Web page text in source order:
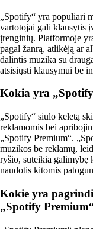
„Spotify“ yra populiari
vartotojai gali klausytis
įrenginių. Platformoje
pagal žanrą, atlikėją ar
dalintis muzika su
atsisiųsti klausymui be
Kokia yra
„Spotify“ siūlo keletą
reklamomis bei
„Spotify Premium“.
muzikos be reklamų,
ryšio, suteikia galimybę
naudotis kitomis
Kokie yra
„Spotify